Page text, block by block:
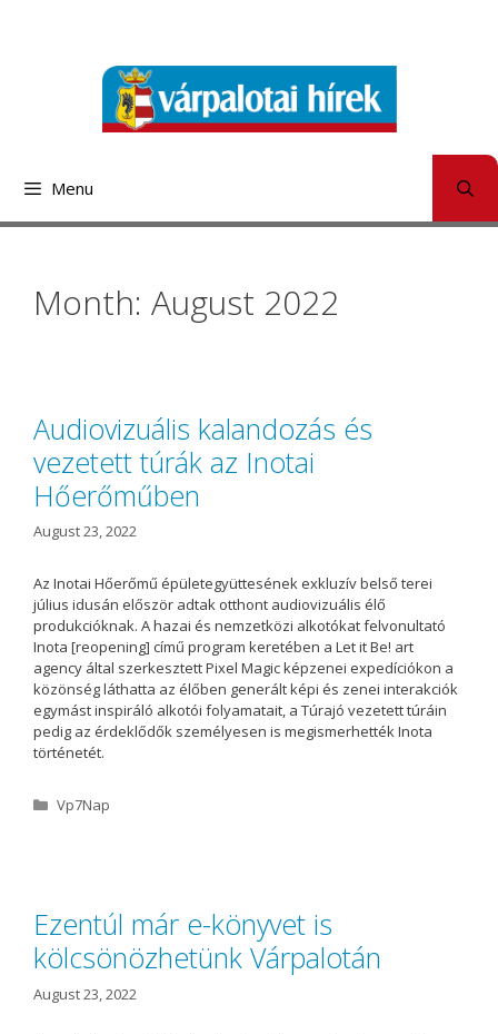
Menu
Month: August 2022
Audiovizuális kalandozás és
vezetett túrák az Inotai
Hőerőműben
August 23, 2022
Az Inotai Hőerőmű épületegyüttesének exkluzív belső terei
július idusán először adtak otthont audiovizuális élő
produkcióknak. A hazai és nemzetközi alkotókat felvonultató
Inota [reopening] című program keretében a Let it Be! art
agency által szerkesztett Pixel Magic képzenei expedíciókon a
közönség láthatta az élőben generált képi és zenei interakciók
egymást inspiráló alkotói folyamatait, a Túrajó vezetett túráin
pedig az érdeklődők személyesen is megismerhették Inota
történetét.
C
r
i
e
s
Vp7Nap
Ezentúl már e-könyvet is
kölcsönözhetünk Várpalotán
August 23, 2022